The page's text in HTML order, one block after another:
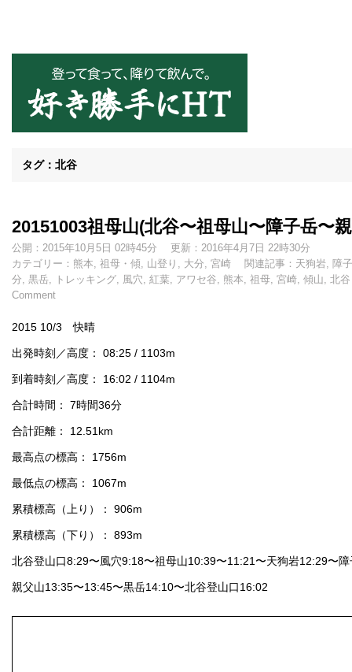
タグ：北谷
20151003祖母山(北谷〜祖母山〜障子岳〜
公開：2015年10月5日 02時45分
更新：2016年4月7日 22時30分
カテゴリー： 熊本, 祖母・傾, 山登り , 大分, 宮崎 関連記事： 天狗岩, 障
分, 黒岳, トレッキング, 風穴, 紅葉, アワセ谷, 熊本, 祖母, 宮崎, 傾山, 北谷
Comment
2015 10/3 快晴
出発時刻／高度： 08:25 / 1103m
到着時刻／高度： 16:02 / 1104m
合計時間： 7時間36分
合計距離： 12.51km
最高点の標高： 1756m
最低点の標高： 1067m
累積標高（上り）： 906m
累積標高（下り）： 893m
北谷登山口8:29〜風穴9:18〜祖母山10:39〜11:21〜天狗岩12:29〜
親父山13:35〜13:45〜黒岳14:10〜北谷登山口16:02